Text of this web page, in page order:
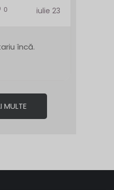
0 iulie 23
încă.
MULTE